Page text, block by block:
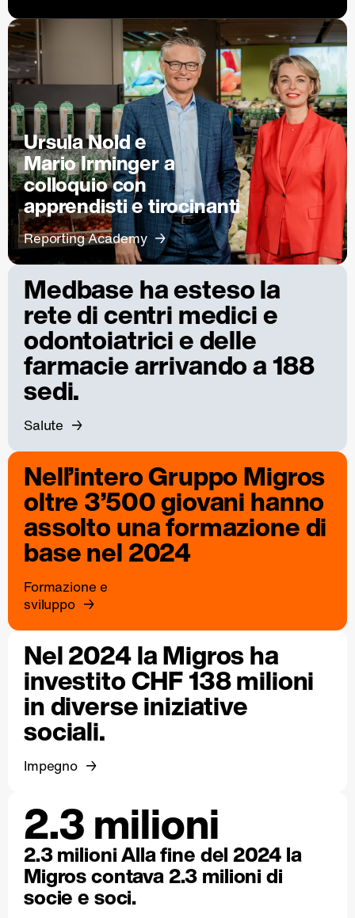
Ursula Nold e
Mario Irminger a
colloquio con
apprendisti e tirocinanti
Reporting Academy
Medbase ha esteso la
rete di centri medici e
odontoiatrici e delle
farmacie arrivando a 188
sedi.
Salute
Nell’intero Gruppo Migros
oltre 3’500 giovani hanno
assolto una formazione di
base nel 2024
Formazione e
sviluppo
Nel 2024 la Migros ha
investito CHF 138 milioni
in diverse iniziative
sociali.
Impegno
2.3 milioni
2.3 milioni Alla fine del 2024 la
Migros contava 2.3 milioni di
socie e soci.